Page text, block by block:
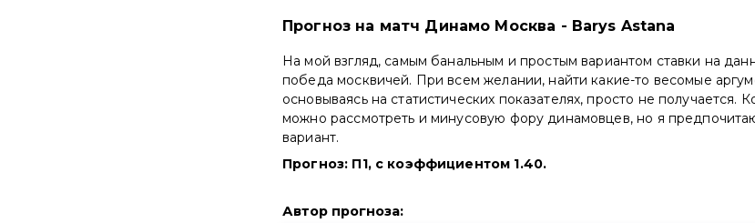
Прогноз на матч Динамо Москва - Barys Astana
На мой взгляд, самым банальным и простым вариантом ставки на
победа москвичей. При всем желании, найти какие-то весомые
основываясь на статистических показателях, просто не получается.
можно рассмотреть и минусовую фору динамовцев, но я
вариант.
Прогноз: П1, с коэффициентом 1.40.
Автор прогноза: